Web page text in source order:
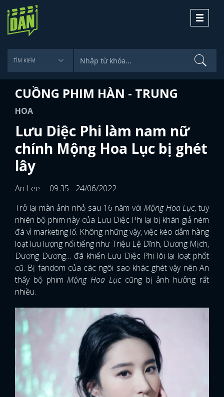
Toggle
CUỒNG PHIM HÀN - TRUNG
HOA
Lưu Diệc Phi làm nam nữ
chính Mộng Hoa Lục bị ghét
lây
An Lee
09:35 - 24/06/2022
Trở lại màn ảnh nhỏ sau 16 năm với Mộng Hoa Lục, tuy
nhiên bộ phim này của Lưu Diệc Phi lại bị khán giả ném
đá vì marketing lố. Không những vậy, việc kéo dẫm hàng
loạt lưu lượng nổi tiếng như Triệu Lệ Dĩnh, Dương Mịch,
Dương Dương… đã khiến Lưu Diệc Phi lôi lại loạt phốt
cũ. Bị fandom của các ngôi sao khác ghét vậy nên An
thấy bộ phimMộng Hoa Lụccũng bị ảnh hưởng rất
nhiều.